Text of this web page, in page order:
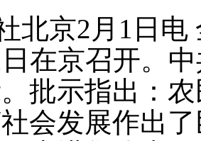
北京2 月 1 日电
日在京召开。
批示指出：
会发展作出